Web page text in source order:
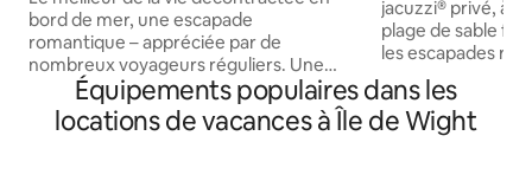
bord de mer, une escapade
romantique – appréciée par de
nombreux voyageurs réguliers. Une
cabane en cèdre avec vue panoramique
sur la mer et la plage de Ventnor,
lauréate du prix LUXLife 2025 dans la
jacuzzi® privé, à
plage de sable fin de
les escapades
promenades sur
insulaires sous le
The Cabana
jardin privé, le
Équipements populaires dans les
locations de vacances à Île de Wight